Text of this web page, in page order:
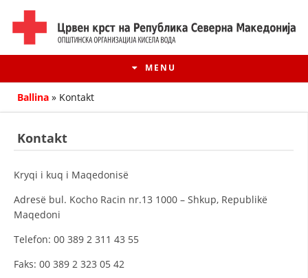
MENU
Ballina » Kontakt
Kontakt
Kryqi i kuq i Maqedonisë
Аdresë bul. Kocho Racin nr.13 1000 – Shkup, Republikë
Maqedoni
Telefon: 00 389 2 311 43 55
Faks: 00 389 2 323 05 42